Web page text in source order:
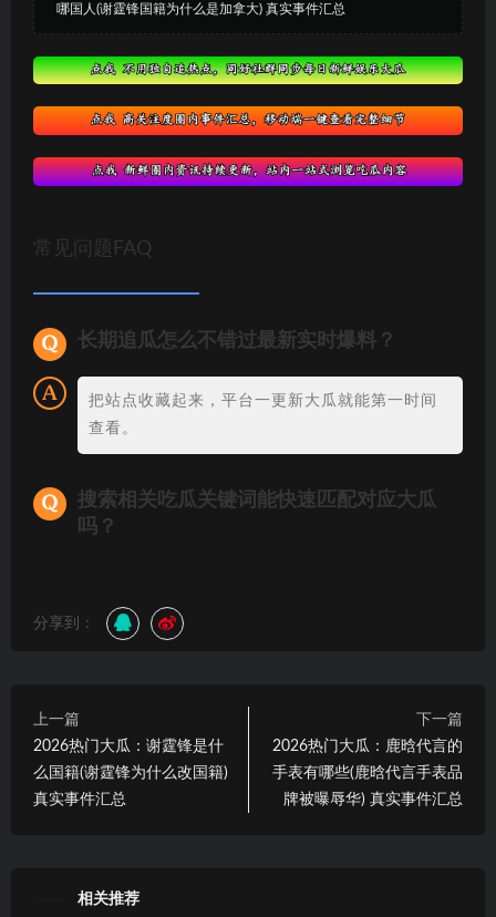
哪国人(谢霆锋国籍为什么是加拿大) 真实事件汇总
常见问题FAQ
长期追瓜怎么不错过最新实时爆料？
把站点收藏起来，平台一更新大瓜就能第一时间
查看。
搜索相关吃瓜关键词能快速匹配对应大瓜
吗？
分享到：
上一篇
2026热门大瓜：谢霆锋是什
么国籍(谢霆锋为什么改国籍)
真实事件汇总
下一篇
2026热门大瓜：鹿晗代言的
手表有哪些(鹿晗代言手表品
牌被曝辱华) 真实事件汇总
相关推荐